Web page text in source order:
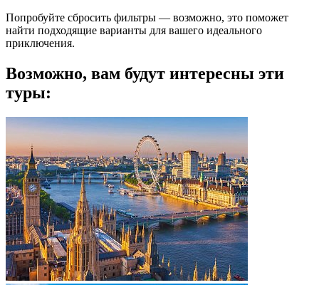
Попробуйте сбросить фильтры — возможно, это поможет
найти подходящие варианты для вашего идеального
приключения.
Возможно, вам будут интересны эти
туры: